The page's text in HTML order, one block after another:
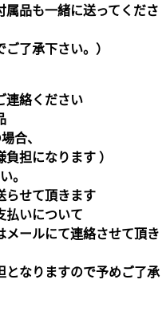
品も一緒に送ってくださ
了承下さい。）
連絡ください
合、
担になります ）
。
らせて頂きます
払いについて
メールにて連絡させて頂き
となりますので予めご了承